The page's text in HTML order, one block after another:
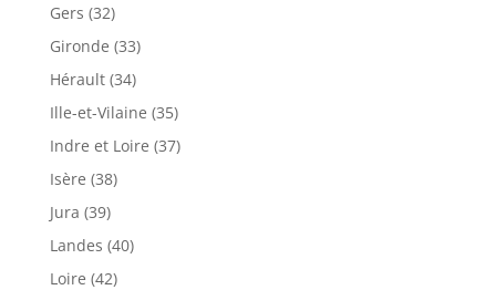
Gers (32)
Gironde (33)
Hérault (34)
Ille-et-Vilaine (35)
Indre et Loire (37)
Isère (38)
Jura (39)
Landes (40)
Loire (42)